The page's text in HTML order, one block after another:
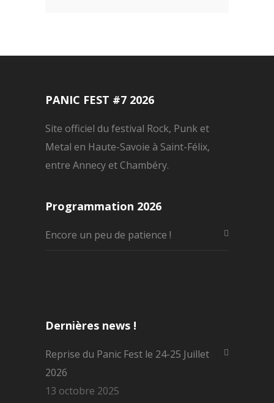
PANIC FEST #7 2026
Site officiel du festival Rock, Punk et
Metal en Haute-Savoie à Saint-Félix,
entre Annecy et Chambéry.
Programmation 2026
Encore un peu de patience !
Dernières news !
Reprise du Panic Fest le 24-25 Juillet
2026
13 octobre 2025